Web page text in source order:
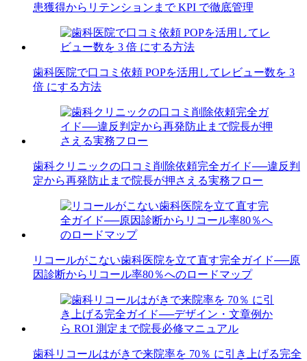
患獲得からリテンションまで KPI で徹底管理
歯科医院で口コミ依頼 POPを活用してレビュー数を 3
倍 にする方法
歯科クリニックの口コミ削除依頼完全ガイド──違反判
定から再発防止まで院長が押さえる実務フロー
リコールがこない歯科医院を立て直す完全ガイド──原
因診断からリコール率80％へのロードマップ
歯科リコールはがきで来院率を 70％ に引き上げる完全